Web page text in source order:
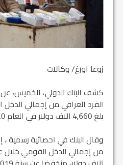
زوعا اورغ/ وكالات
كشف البنك الدولي، الخميس،
الفرد العراقي من إجمالي
بلغ 4,660 الاف دولار في العام 2020.
وقال البنك في احصائية رسمية ،